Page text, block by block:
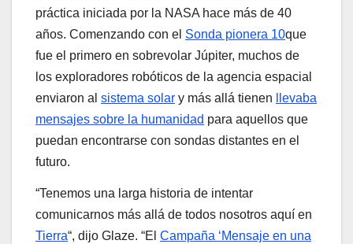
práctica iniciada por la NASA hace más de 40
años. Comenzando con el Sonda pionera 10que
fue el primero en sobrevolar Júpiter, muchos de
los exploradores robóticos de la agencia espacial
enviaron al sistema solar y más allá tienen
llevaba
mensajes sobre la humanidad para aquellos que
puedan encontrarse con sondas distantes en el
futuro.
“Tenemos una larga historia de intentar
comunicarnos más allá de todos nosotros aquí en
Tierra“, dijo Glaze. “El Campaña ‘Mensaje en una